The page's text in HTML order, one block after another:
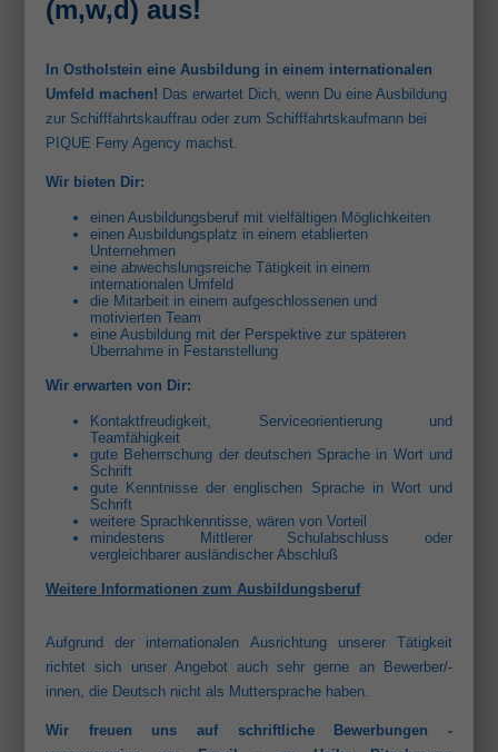
(m,w,d) aus!
In Ostholstein eine Ausbildung in einem internationalen
Umfeld machen! Das erwartet Dich, wenn Du eine Ausbildung
zur Schifffahrtskauffrau oder zum Schifffahrtskaufmann bei
PIQUE Ferry Agency machst.
Wir bieten Dir:
einen Ausbildungsberuf mit vielfältigen Möglichkeiten
einen Ausbildungsplatz in einem etablierten
Unternehmen
eine abwechslungsreiche Tätigkeit in einem
internationalen Umfeld
die Mitarbeit in einem aufgeschlossenen und
motivierten Team
eine Ausbildung mit der Perspektive zur späteren
Übernahme in Festanstellung
Wir erwarten von Dir:
Kontaktfreudigkeit, Serviceorientierung und
Teamfähigkeit
gute Beherrschung der deutschen Sprache in Wort und
Schrift
gute Kenntnisse der englischen Sprache in Wort und
Schrift
weitere Sprachkenntisse, wären von Vorteil
mindestens Mittlerer Schulabschluss oder
vergleichbarer ausländischer Abschluß
Weitere Informationen zum Ausbildungsberuf
Aufgrund der internationalen Ausrichtung unserer Tätigkeit
richtet sich unser Angebot auch sehr gerne an Bewerber/-
innen, die Deutsch nicht als Muttersprache haben.
Wir freuen uns auf schriftliche Bewerbungen -